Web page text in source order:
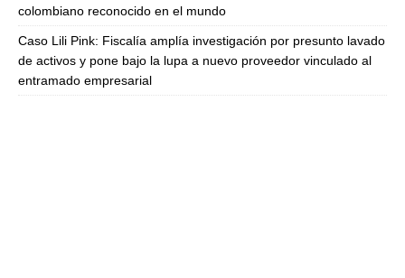
colombiano reconocido en el mundo
Caso Lili Pink: Fiscalía amplía investigación por presunto lavado
de activos y pone bajo la lupa a nuevo proveedor vinculado al
entramado empresarial